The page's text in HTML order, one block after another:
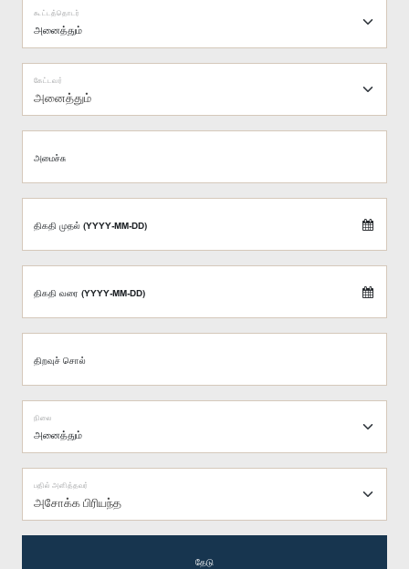
கூட்டத்தொடர்
அனைத்தும்
கேட்டவர்
அமைச்சு
திகதி முதல் (YYYY-MM-DD)
திகதி வரை (YYYY-MM-DD)
திறவுச் சொல்
நிலை
அசோக்க பிரியந்த
பதில் அளித்தவர்
தேடு